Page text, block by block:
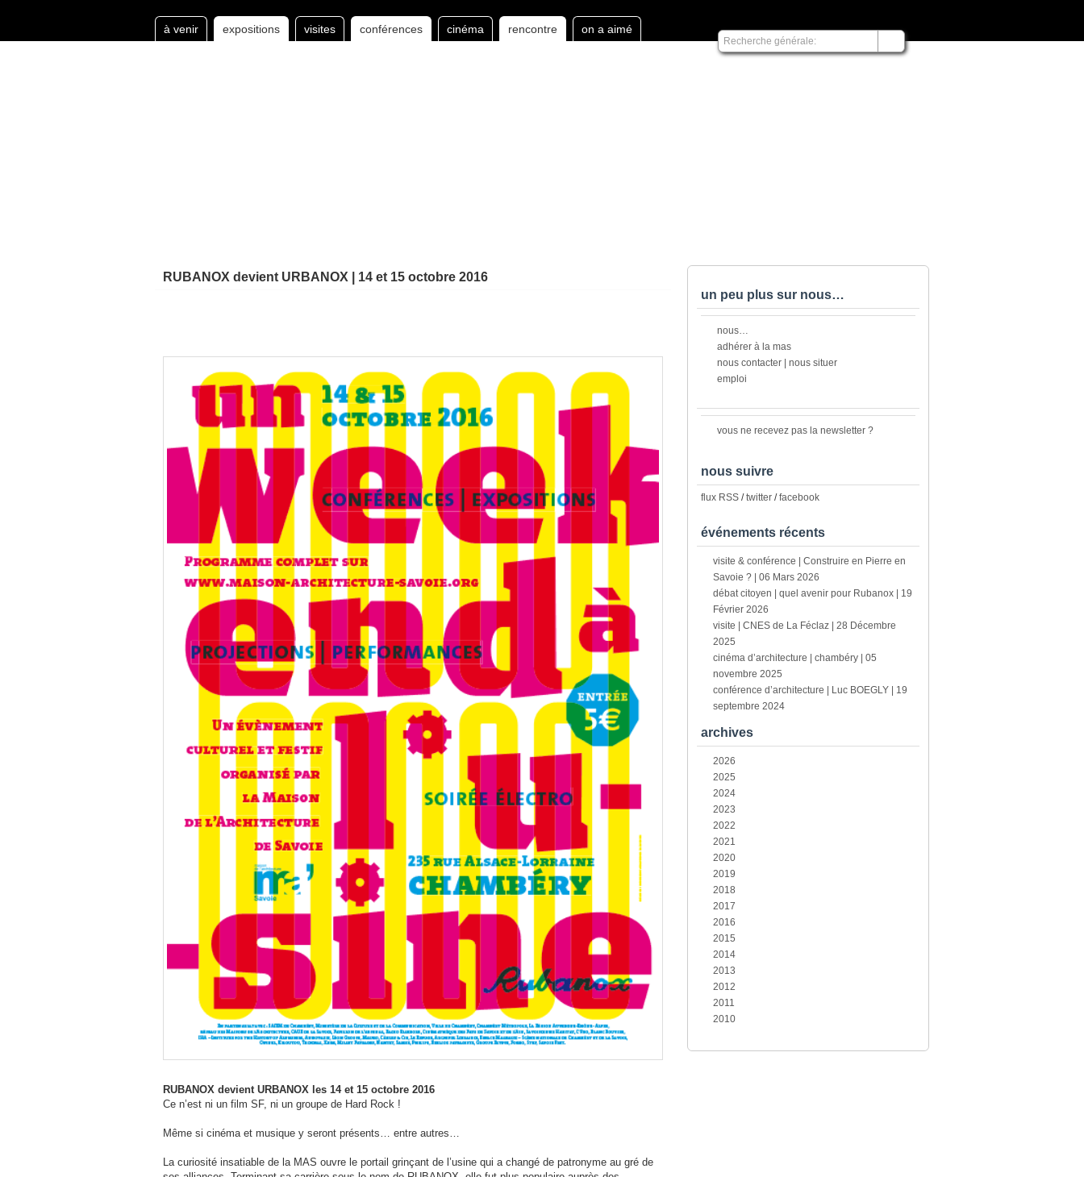
à venir expositions visites conférences cinéma rencontre on a aimé
RUBANOX devient URBANOX | 14 et 15 octobre 2016
RUBANOX devient URBANOX les 14 et 15 octobre 2016
Ce n’est ni un film SF, ni un groupe de Hard Rock !
Même si cinéma et musique y seront présents… entre autres…
La curiosité insatiable de la MAS ouvre le portail grinçant de l’usine qui a changé de patronyme au gré de
un peu plus sur nous…
nous…
adhérer à la mas
nous contacter | nous situer
emploi
vous ne recevez pas la newsletter ?
nous suivre
flux RSS /twitter /facebook
événements récents
visite & conférence | Construire en Pierre en
Savoie ? | 06 Mars 2026
débat citoyen | quel avenir pour Rubanox | 19
Février 2026
visite | CNES de La Féclaz | 28 Décembre
2025
cinéma d’architecture | chambéry | 05
novembre 2025
conférence d’architecture | Luc BOEGLY | 19
septembre 2024
archives
2026
2025
2024
2023
2022
2021
2020
2019
2018
2017
2016
2015
2014
2013
2012
2011
2010